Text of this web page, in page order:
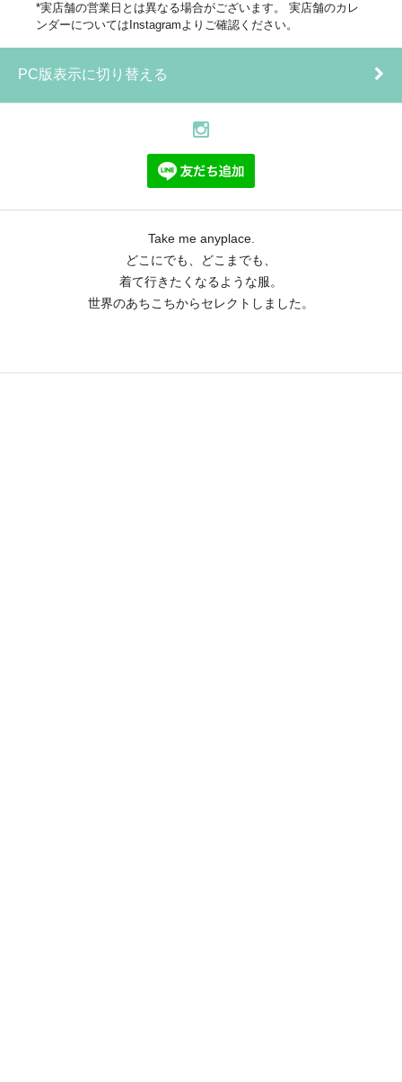
*実店舗の営業日とは異なる場合がございます。 実店舗のカレ
ンダーについてはInstagramよりご確認ください。
PC版表示に切り替える
Take me anyplace.
どこにでも、どこまでも、
着て行きたくなるような服。
世界のあちこちからセレクトしました。